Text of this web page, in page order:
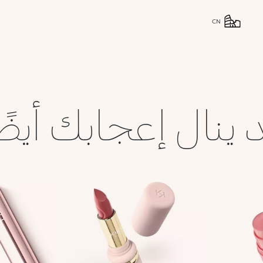
CN
ينال إعجابك